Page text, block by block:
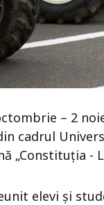
– 2
cadrul
„Constituția -
elevi și